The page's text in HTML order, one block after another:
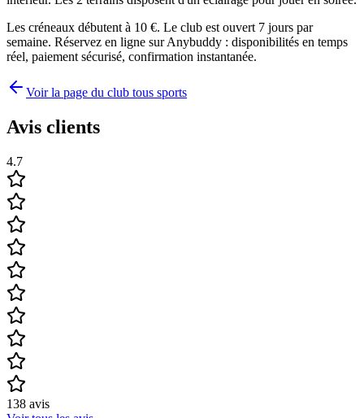
Les créneaux débutent à 10 €. Le club est ouvert 7 jours par
semaine. Réservez en ligne sur Anybuddy : disponibilités en temps
réel, paiement sécurisé, confirmation instantanée.
Voir la page du club tous sports
Avis clients
4.7
138 avis